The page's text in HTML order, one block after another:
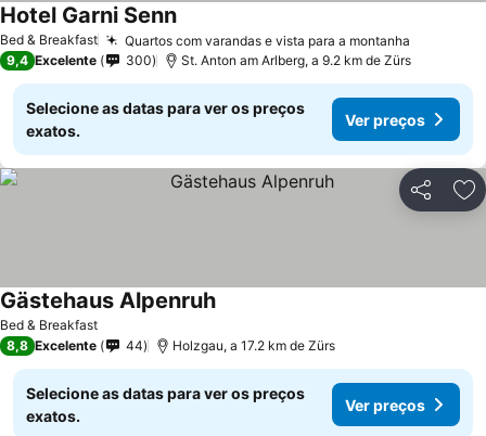
Bed & Breakfast Quartos com varandas e vista para a montanha
Hotel Garni Senn
9,4 Excelente 300 St. Anton am Arlberg, a 9.2 km de Zürs
Selecione as datas para ver os preços
exatos.
Ver preços
Partilhar
Bed & Breakfast
Gästehaus Alpenruh
8,8 Excelente 44 Holzgau, a 17.2 km de Zürs
Selecione as datas para ver os preços
exatos.
Ver preços